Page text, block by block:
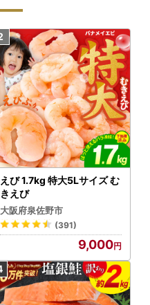
えび 1.7kg 特大5Lサイズ む
きえび
大阪府泉佐野市
(391)
9,000